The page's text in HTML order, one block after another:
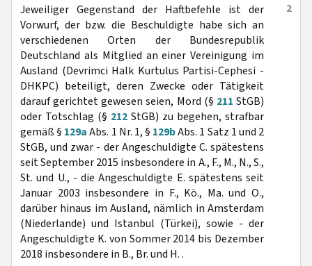
2
Jeweiliger Gegenstand der Haftbefehle ist der
Vorwurf, der bzw. die Beschuldigte habe sich an
verschiedenen Orten der Bundesrepublik
Deutschland als Mitglied an einer Vereinigung im
Ausland (Devrimci Halk Kurtulus Partisi-Cephesi -
DHKPC) beteiligt, deren Zwecke oder Tätigkeit
darauf gerichtet gewesen seien, Mord (§ 211 StGB)
oder Totschlag (§ 212 StGB) zu begehen, strafbar
gemäß § 129aAbs. 1 Nr. 1, § 129bAbs. 1 Satz 1 und 2
StGB, und zwar - der Angeschuldigte C. spätestens
seit September 2015 insbesondere in A., F., M., N., S.,
St. und U., - die Angeschuldigte E. spätestens seit
Januar 2003 insbesondere in F., Kö., Ma. und O.,
darüber hinaus im Ausland, nämlich in Amsterdam
(Niederlande) und Istanbul (Türkei), sowie - der
Angeschuldigte K. von Sommer 2014 bis Dezember
2018 insbesondere in B., Br. und H. .